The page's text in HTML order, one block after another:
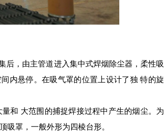
后，由主管道进入集中式焊烟除尘器，柔性
内悬停。在吸气罩的位置上设计了独 特的
和 大范围的捕捉焊接过程中产生的烟尘。
吸罩，一般外形为四棱台形。